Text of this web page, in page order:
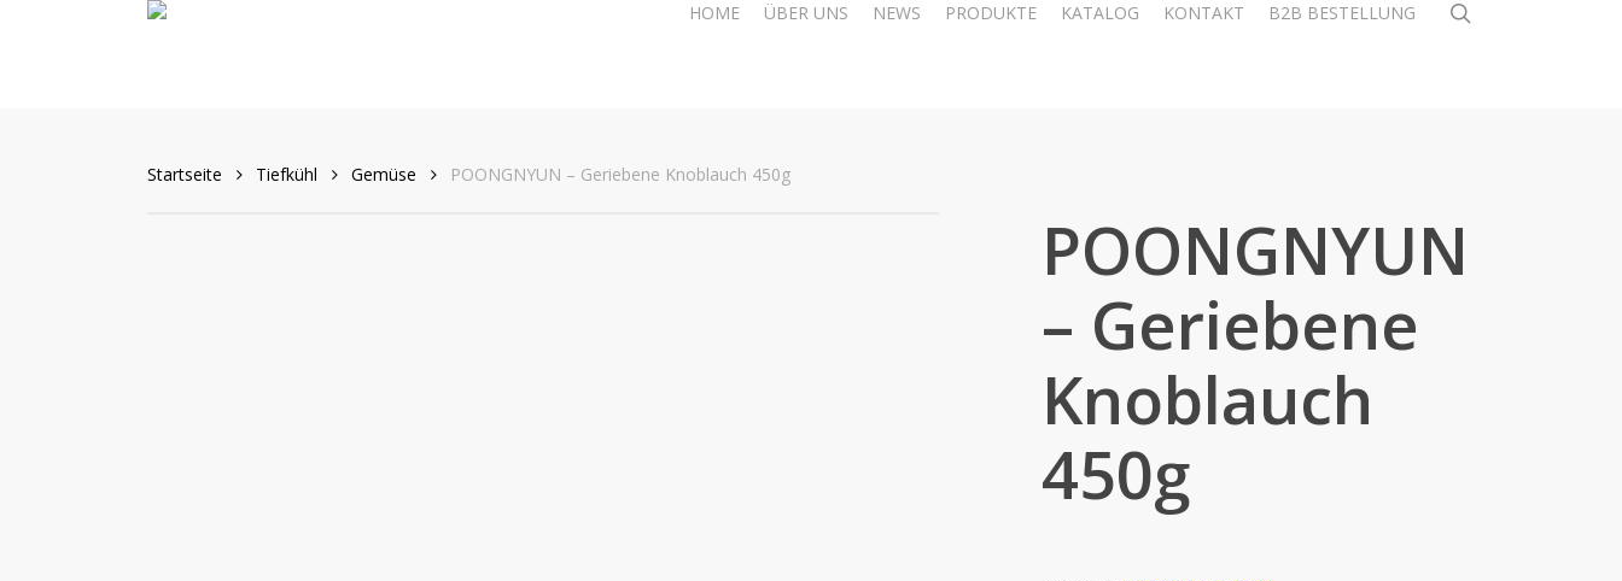
HOME ÜBER UNS NEWS PRODUKTE KATALOG KONTAKT B2B BESTELLUNG
Startseite Tiefkühl Gemüse POONGNYUN – Geriebene Knoblauch 450g
POONGNYUN
– Geriebene
Knoblauch
450g